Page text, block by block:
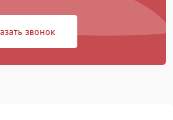
звонок